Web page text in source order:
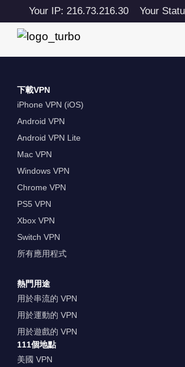
Your IP: 216.73.216.30 Your
下載VPN
iPhone VPN (iOS)
Android VPN
Android VPN Lite
Mac VPN
Windows VPN
Chrome VPN
PS5 VPN
Xbox VPN
Switch VPN
所有應用程式
熱門用途
用於串流的 VPN
用於運動的 VPN
用於遊戲的 VPN
111個地點
美國 VPN